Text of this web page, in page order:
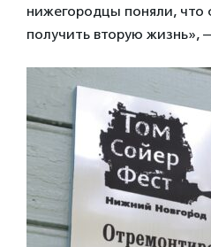
нижегородцы поняли, что
получить вторую